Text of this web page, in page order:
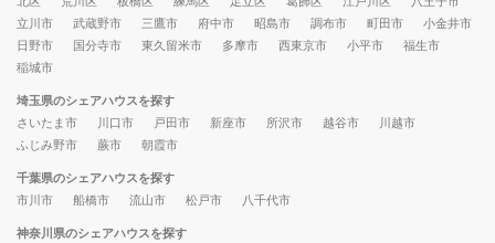
立川市
武蔵野市 三鷹市 府中市 昭島市 調布市 町田市
小金井市
日野市
国分寺市 東久留米市 多摩市 西東京市 小平市
福生市
稲城市
埼玉県のシェアハウスを探す
さいたま市
川口市 戸田市 新座市 所沢市 越谷市
川越市
ふじみ野市
蕨市 朝霞市
千葉県のシェアハウスを探す
市川市
船橋市 流山市 松戸市 八千代市
神奈川県のシェアハウスを探す